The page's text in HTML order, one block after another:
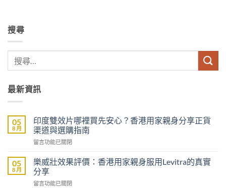
搜尋
最新資訊
05
8 月
印度雙效片哪裡買先安心？香港用家親身分享正貨
渠道與選購指南
在
度
雙
效
片
留言功能已關閉
05
8 月
樂威壯效果評價：香港用家親身服用Levitra的真實
分享
在
留言功能已關閉